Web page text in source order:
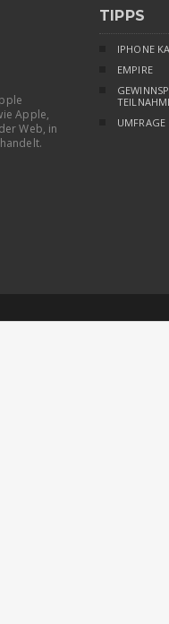
Apple,
Web, in
TIPPS
IPHONE
EMPIRE
UMFRAGE